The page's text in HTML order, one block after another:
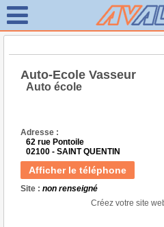
Auto-Ecole Vasseur
Auto école
Adresse :
62 rue Pontoile
02100 - SAINT QUENTIN
Afficher le téléphone
Site : non renseigné
Créez votre site